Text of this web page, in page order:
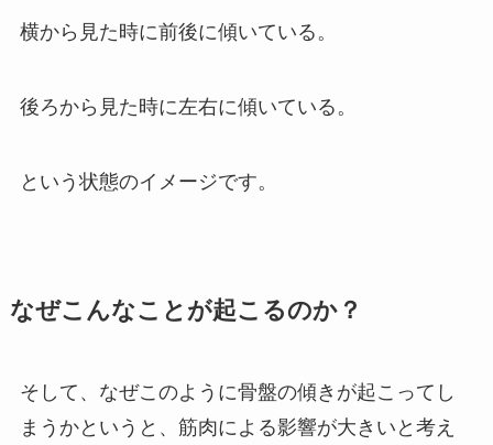
横から見た時に前後に傾いている。
後ろから見た時に左右に傾いている。
という状態のイメージです。
なぜこんなことが起こるのか？
そして、なぜこのように骨盤の傾きが起こってし
まうかというと、筋肉による影響が大きいと考え